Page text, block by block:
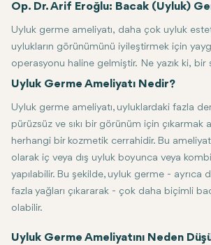
Op. Dr. Arif Eroğlu: Bacak (Uyluk)
Uyluk germe ameliyatı, daha çok uyluk
uylukların görünümünü iyileştirmek için
operasyonu haline gelmiştir. Ne yazık ki, bir
yaşlanma veya kilo kaybıyla, uylukların iç
gerçekten zedeleyen utanç ve rahatsızlıktır.
Son on yılda, uyluk germe işlemlerine olan
Rehberlik ve uzmanlıkla, uyluk germe
Uyluk Germe Ameliyatı Nedir?
Uyluk germe ameliyatı, uyluklardaki fazla
pürüzsüz ve sıkı bir görünüm için çıkarmak
herhangi bir kozmetik cerrahidir. Bu
olarak iç veya dış uyluk boyunca veya
yapılabilir. Bu şekilde, uyluk germe - ayrıca
fazla yağları çıkararak - çok daha biçimli
olabilir.
Uyluk Germe Ameliyatını Neden